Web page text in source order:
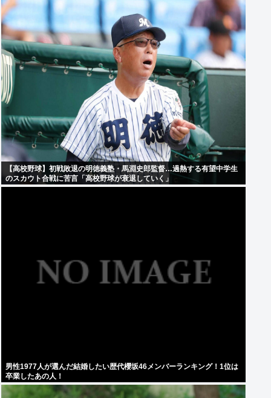
【高校野球】初戦敗退の明徳義塾・馬淵史郎監督…過熱する有望中学生
のスカウト合戦に苦言「高校野球が衰退していく」
男性1977人が選んだ結婚したい歴代櫻坂46メンバーランキング！1位は
卒業したあの人！